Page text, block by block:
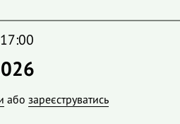
або зареєструватись